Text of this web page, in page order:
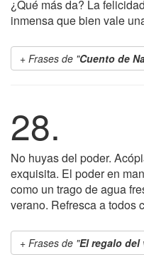
¿Qué más da? La
inmensa que bien vale
Frases de "Cuento de
28.
No huyas del poder.
exquisita. El poder en
como un trago de agua
verano. Refresca a todos
Frases de "El regalo del